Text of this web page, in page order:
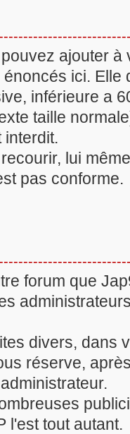
ajouter
ici. Elle
inférieure a
taille
interdit.
lui
pas conforme.
forum que
divers, dans
réserve,
l'est tout autant.